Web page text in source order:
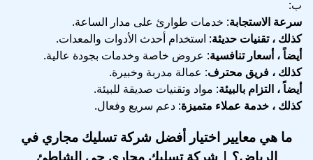
ب:
سرعة الاستجابة: خدمات طوارئ على مدار الساعة.
كذلك ، تقنيات حديثة: استخدام أحدث الأدوات والمعدات.
أيضاً ، أسعار تنافسية: عروض خاصة وخدمات بجودة عالية.
كذلك ، فريق محترف: عمالة مدربة وخبيرة.
أيضاً ، التزام بالبيئة: مواد وتقنيات صديقة للبيئة.
كذلك ، خدمة عملاء متميزة: دعم سريع وفعال.
ما هي معايير اختيار أفضل شركة تسليك مجاري في
الرياض؟ | شركة تسليك مجاري حي الشاطئ